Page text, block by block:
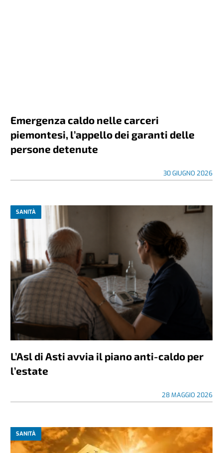
Emergenza caldo nelle carceri
piemontesi, l’appello dei garanti delle
persone detenute
30 GIUGNO 2026
SANITÀ
L’Asl di Asti avvia il piano anti-caldo per
l’estate
28 MAGGIO 2026
SANITÀ